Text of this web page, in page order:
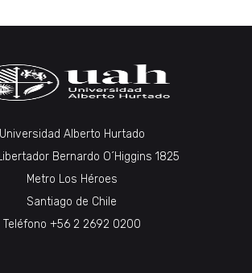
Universidad Alberto Hurtado
Bernardo O´Higgins 1825
Metro Los Héroes
Santiago de Chile
Teléfono +56 2 2692 0200